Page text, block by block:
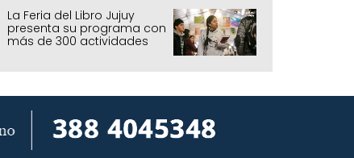
La Feria del Libro Jujuy
presenta su programa con
más de 300 actividades